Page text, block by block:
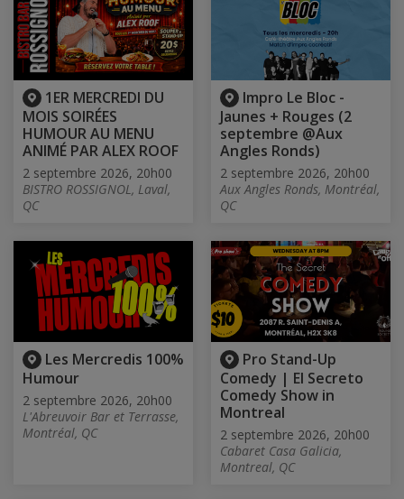
1ER MERCREDI DU
MOIS SOIRÉES
HUMOUR AU MENU
ANIMÉ PAR ALEX ROOF
2 septembre 2026, 20h00
BISTRO ROSSIGNOL, Laval,
QC
Impro Le Bloc -
Jaunes + Rouges (2
septembre @Aux
Angles Ronds)
2 septembre 2026, 20h00
Aux Angles Ronds, Montréal,
QC
Les Mercredis 100%
Humour
2 septembre 2026, 20h00
L'Abreuvoir Bar et Terrasse,
Montréal, QC
Pro Stand-Up
Comedy | El Secreto
Comedy Show in
Montreal
2 septembre 2026, 20h00
Cabaret Casa Galicia,
Montreal, QC